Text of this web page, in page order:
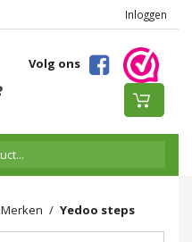
Inloggen
Volg ons
Merken Yedoo steps